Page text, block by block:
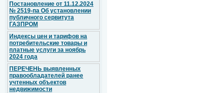
Постановление от 11.12.2024
№ 2519-па Об установлении
публичного сервитута
ГАЗПРОМ
Индексы цен и тарифов на
потребительские товары и
платные услуги за ноябрь
2024 года
ПЕРЕЧЕНЬ выявленных
правообладателей ранее
учтенных объектов
недвижимости